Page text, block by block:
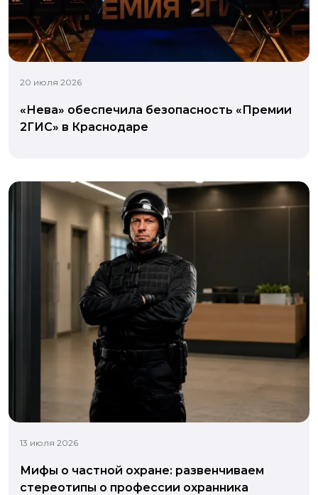
20 июля 2026
«Нева» обеспечила безопасность «Премии
2ГИС» в Краснодаре
13 июля 2026
Мифы о частной охране: развенчиваем
стереотипы о профессии охранника